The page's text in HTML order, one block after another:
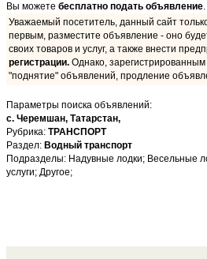
Вы можете бесплатно подать объявление.
Уважаемый посетитель, данный сайт
первым, разместите объявление - оно
своих товаров и услуг, а также внести
регистрации. Однако,
"поднятие" объявлений, продление
Параметры поиска объявлений:
с. Черемшан, Татарстан,
Рубрика: ТРАНСПОРТ
Раздел: Водный транспорт
Подразделы: Надувные лодки; Весельные
услуги; Другое;